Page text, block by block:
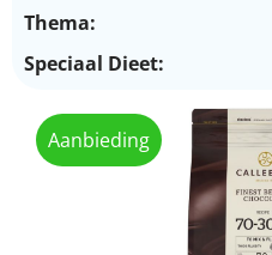
Thema:
Speciaal Dieet:
Aanbieding